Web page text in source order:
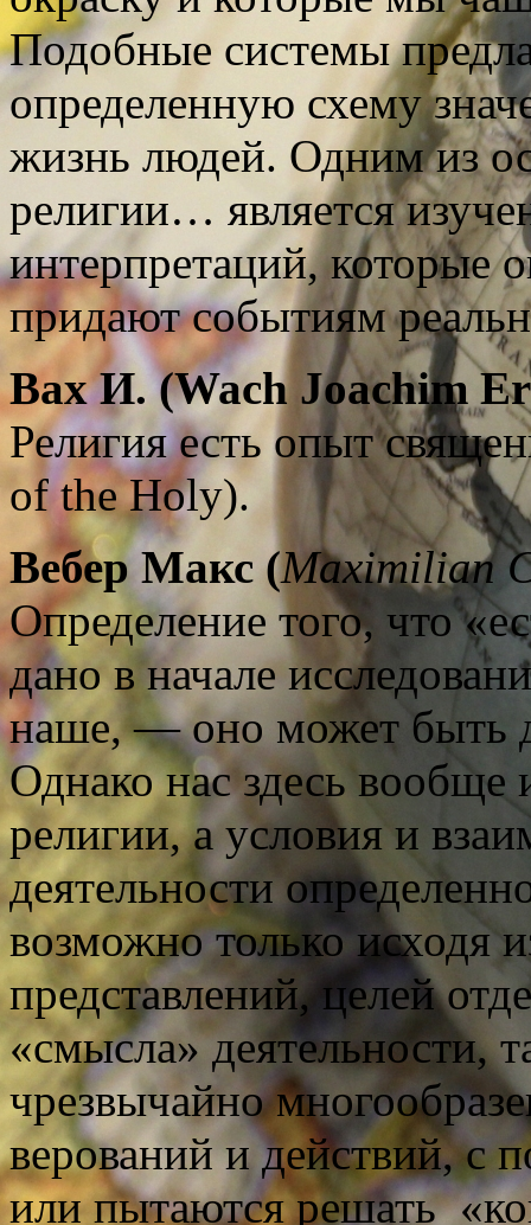
Подобные системы
определенную схему
жизнь людей. Одним из
религии… является
интерпретаций, которые
придают событиям
Вах И. (Wach Joachim
Религия есть опыт
of the Holy).
Вебер Макс(Maximilian
Определение того, что
дано в начале
наше, — оно может быть
Однако нас здесь вообще
религии, а условия и
деятельности
возможно только исходя
представлений, целей
«смысла» деятельности,
чрезвычайно
верований и действий,
или пытаются решать